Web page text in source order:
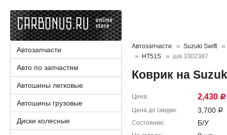
Автозапчасти
Suzuki Swift
HT51S
ш/к 3302387
Коврик на
Цена 2,430 Р
Цена до скидки 3,700 Р
Состояние Б/У
Автозапчасти
Авто по запчастям
Автошины легковые
Автошины грузовые
Диски колесные